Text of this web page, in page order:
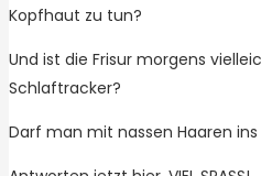
Kopfhaut zu tun?
Und ist die Frisur morgens
Schlaftracker?
Darf man mit nassen Haaren